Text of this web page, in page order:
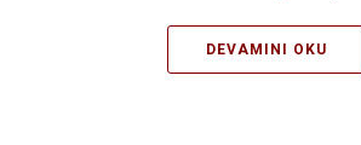
DEVAMINI OKU